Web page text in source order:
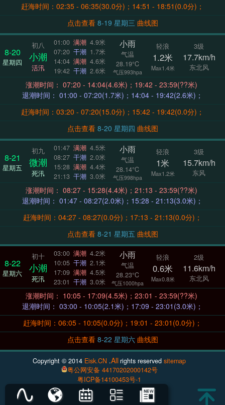
赶海时间：02:35 - 06:35(30.0分)；14:51 - 18:51(0.0分)；
点击查看
8-19 星期三 曲线图
8-20
星期四
初八
小潮
活汛
01:00 满潮 4.9米
07:20 干潮 1.7米
14:04 满潮 4.6米
19:42 干潮 2.6米
小雨
气温
28.19°C
气压993hpa
轻浪
1.2米
Max1.4米
3级
17.7km/h
东北风
涨潮时间： 07:20 - 14:04(4.6米)；19:42 - 23:59(??米)
退潮时间： 01:00 - 07:20(1.7米)；14:04 - 19:42(2.6米)；
赶海时间：03:20 - 07:20(15.0分)；15:42 - 19:42(0.0分)；
点击查看
8-20 星期四 曲线图
8-21
星期五
初九
微潮
死汛
01:47 满潮 4.5米
08:27 干潮 2.0米
15:28 满潮 4.4米
21:13 干潮 3.0米
小雨
气温
28.14°C
气压998hpa
轻浪
1米
Max1.2米
3级
15.7km/h
东风
涨潮时间： 08:27 - 15:28(4.4米)；21:13 - 23:59(??米)
退潮时间： 01:47 - 08:27(2.0米)；15:28 - 21:13(3.0米)；
赶海时间：04:27 - 08:27(0.0分)；17:13 - 21:13(0.0分)；
点击查看
8-21 星期五 曲线图
8-22
星期六
初十
小潮
死汛
03:00 满潮 4.2米
10:05 干潮 2.1米
17:09 满潮 4.5米
23:01 干潮 3.0米
小雨
气温
28.23°C
气压1000hpa
轻浪
0.6米
Max0.8米
2级
11.6km/h
东北风
涨潮时间： 10:05 - 17:09(4.5米)；23:01 - 23:59(??米)
退潮时间： 03:00 - 10:05(2.1米)；17:09 - 23:01(3.0米)；
赶海时间：06:05 - 10:05(0.0分)；19:01 - 23:01(0.0分)；
点击查看
8-22 星期六 曲线图
Copyright © 2014 Eisk.CN .Allrights reservedsitemap
粤公网安备 44170202000142号
粤ICP备14100453号-1